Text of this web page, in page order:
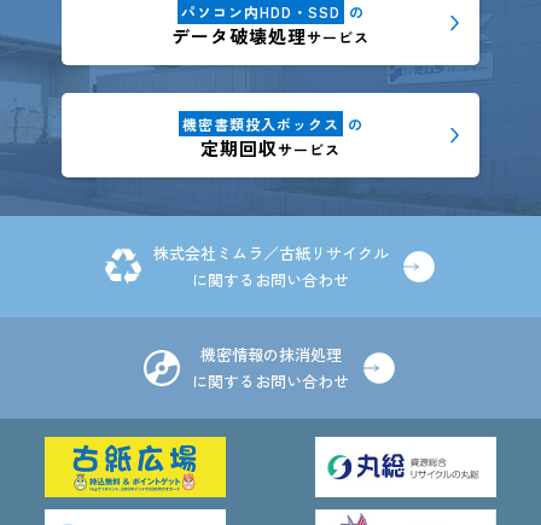
パソコン内HDD・SSD の
データ破壊処理サービス
機密書類投入ボックス の
定期回収サービス
株式会社ミムラ／古紙リサイクル
に関するお問い合わせ
機密情報の抹消処理
に関するお問い合わせ